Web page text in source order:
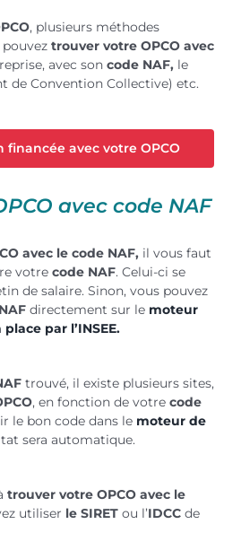
, plusieurs méthodes
pouveztrouver votre OPCO avec
avec son code NAF,le
de Convention Collective) etc.
financée avec votre OPCO
avec code NAF
avec le code NAF,il vous faut
votre code NAF. Celui-ci se
de salaire. Sinon, vous pouvez
directement sur le moteur
par l’INSEE.
trouvé, il existe plusieurs sites,
, en fonction de votre code
le bon code dans le moteur de
sera automatique.
trouver votre OPCO avec le
utiliser le SIRETou l’IDCCde